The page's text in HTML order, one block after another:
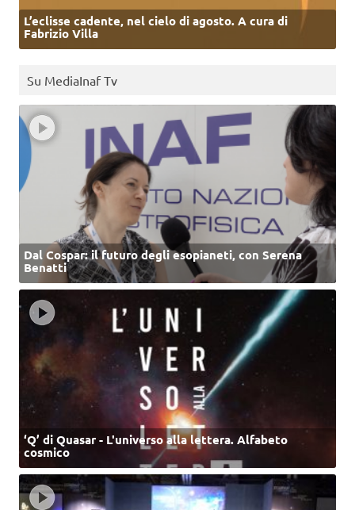
L’eclisse cadente, nel cielo di agosto. A cura di
Fabrizio Villa
Su MediaInaf Tv
Dal Cospar: il futuro degli esopianeti, con Serena
Benatti
‘Q’ di Quasar - L'universo alla lettera. Alfabeto
cosmico